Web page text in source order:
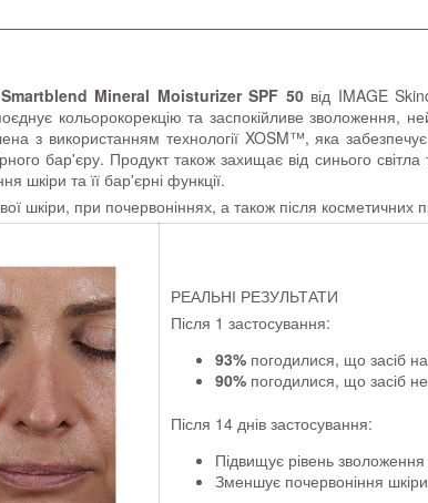
Mineral Moisturizer SPF 50від IMAGE
кольорокорекцію та заспокійливе зволоження,
з використанням технології XOSM™, яка
бар'єру. Продукт також захищає від синього світла
шкіри та її бар'єрні функції.
шкіри, при почервоніннях, а також після косметичних
РЕАЛЬНІ РЕЗУЛЬТАТИ
Після 1 застосування:
93% погодилися, що засіб
90% погодилися, що засіб
Після 14 днів застосування:
Підвищує рівень
Зменшує почервоніння